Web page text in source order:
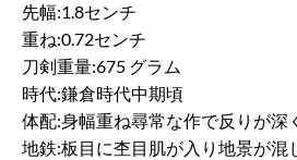
先幅:1.8センチ
重ね:0.72センチ
刀剣重量:675 グラム
時代:鎌倉時代中期頃
体配:身幅重ね尋常な作で反りが深
地鉄:板目に杢目肌が入り地景が混